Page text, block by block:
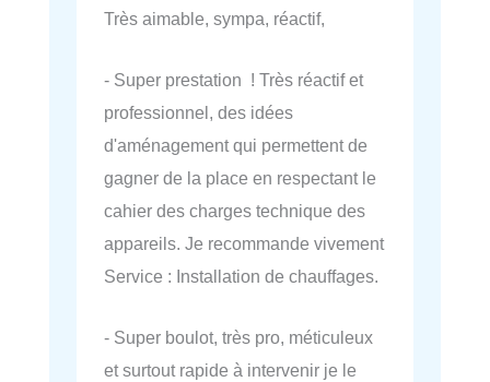
Très aimable, sympa, réactif,
- Super prestation ! Très réactif et
professionnel, des idées
d'aménagement qui permettent de
gagner de la place en respectant le
cahier des charges technique des
appareils. Je recommande vivement
Service : Installation de chauffages.
- Super boulot, très pro, méticuleux
et surtout rapide à intervenir je le